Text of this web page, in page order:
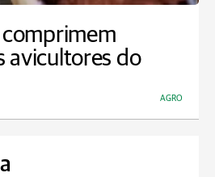
comprimem
avicultores do
AGRO